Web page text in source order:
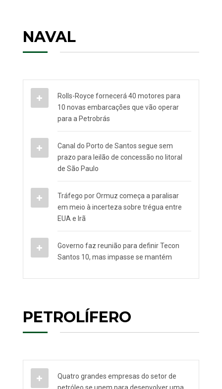
NAVAL
Rolls-Royce fornecerá 40 motores para
10 novas embarcações que vão operar
para a Petrobrás
Canal do Porto de Santos segue sem
prazo para leilão de concessão no litoral
de São Paulo
Tráfego por Ormuz começa a paralisar
em meio à incerteza sobre trégua entre
EUA e Irã
Governo faz reunião para definir Tecon
Santos 10, mas impasse se mantém
PETROLÍFERO
Quatro grandes empresas do setor de